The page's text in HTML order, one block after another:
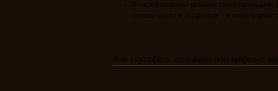
С одной стороны ребёнок хочет признания
независимости, а с другой – к такой форме
Как усугубить ситуацию или вредные